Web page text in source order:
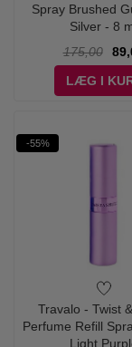
Spray Brushed
Silver - 8
175,00
LÆG I
-55%
Travalo - Twist
Perfume Refill
Light